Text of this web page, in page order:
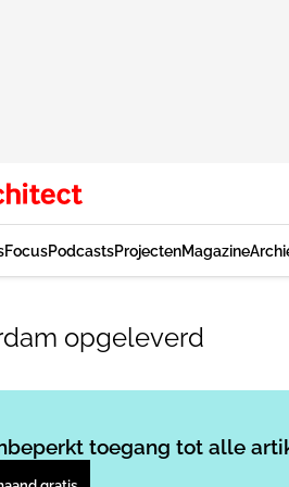
FocusPodcastsProjectenMagazine
opgeleverd
toegang tot alle